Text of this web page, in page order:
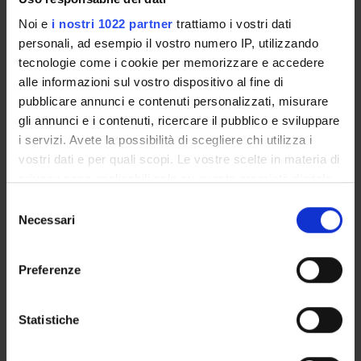
Noi e i nostri 1022 partner trattiamo i vostri dati
personali, ad esempio il vostro numero IP, utilizzando
tecnologie come i cookie per memorizzare e accedere
alle informazioni sul vostro dispositivo al fine di
pubblicare annunci e contenuti personalizzati, misurare
gli annunci e i contenuti, ricercare il pubblico e sviluppare
i servizi. Avete la possibilità di scegliere chi utilizza i
vostri dati e per quali scopi. Le vostre scelte in materia di
modificare o revocare il proprio consenso in qualsiasi
momento dalla Dichiarazione sui cookie o facendo clic
raccogliere informazioni sulla tua posizione
geografica, con un'approssimazione di qualche
delNecessari
Preferenze
Statistiche
ORGANIZZAZIONE
GOVERNANCE
COMMISSIONI
STRUTTURE DEL DIPARTIMENTO